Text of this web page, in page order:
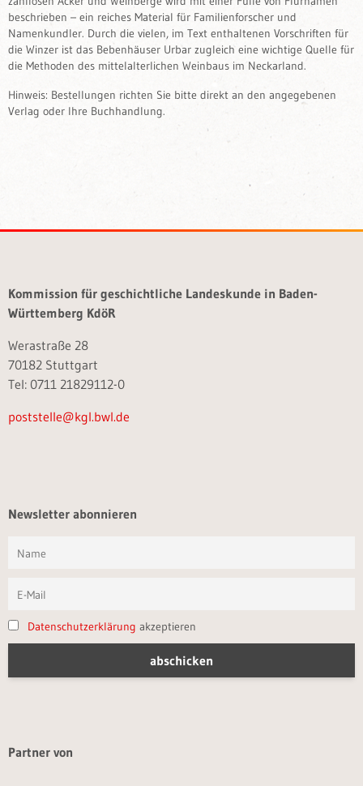
beschrieben – ein reiches Material für Familienforscher und
Namenkundler. Durch die vielen, im Text enthaltenen Vorschriften für
die Winzer ist das Bebenhäuser Urbar zugleich eine wichtige Quelle für
die Methoden des mittelalterlichen Weinbaus im Neckarland.
Hinweis: Bestellungen richten Sie bitte direkt an den angegebenen
Verlag oder Ihre Buchhandlung.
Kommission für geschichtliche Landeskunde in Baden-
Württemberg KdöR
Werastraße 28
70182 Stuttgart
Tel: 0711 21829112-0
poststelle@kgl.bwl.de
Newsletter abonnieren
Datenschutzerklärung akzeptieren
Partner von